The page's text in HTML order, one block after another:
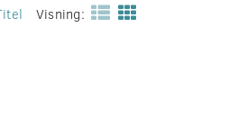
Visning: